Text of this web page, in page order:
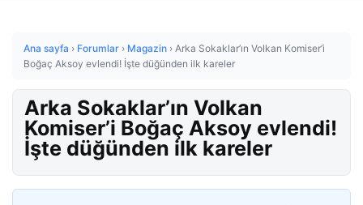
Ana sayfa › Forumlar › Magazin › Arka Sokaklar’ın Volkan Komiser’i
Boğaç Aksoy evlendi! İşte düğünden ilk kareler
Arka Sokaklar’ın Volkan
Komiser’i Boğaç Aksoy evlendi!
İşte düğünden ilk kareler